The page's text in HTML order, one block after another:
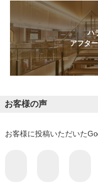
ハ
アフタ
お客様の声
お客様に投稿いただいた